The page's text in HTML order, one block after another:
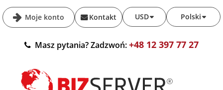
Moje konto Polski
USD
Kontakt
Masz pytania? Zadzwoń:+48 12 397 77 27